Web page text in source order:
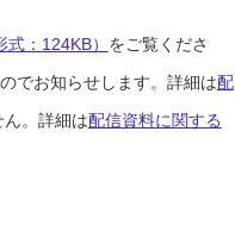
：124KB） をご覧くださ
でお知らせします。詳細は配
。詳細は配信資料に関する